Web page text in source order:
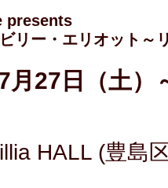
presents
リー・エリオット～
月27日（土）
HALL (豊島